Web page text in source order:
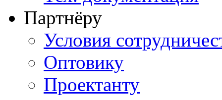
Партнёру
Условия
Оптовику
Проектанту